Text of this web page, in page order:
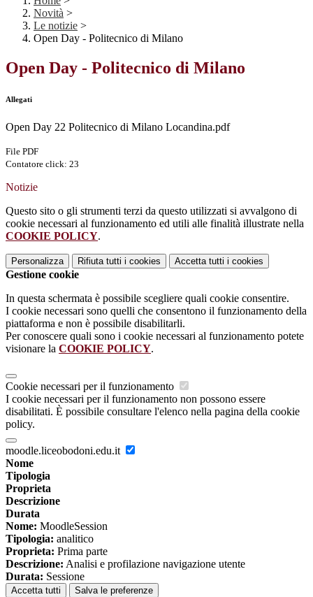
Novità >
Le notizie >
Open Day - Politecnico di Milano
Open Day - Politecnico di Milano
Allegati
Open Day 22 Politecnico di Milano Locandina.pdf
File PDF
Contatore click: 23
Notizie
Questo sito o gli strumenti terzi da questo utilizzati si avvalgono di
cookie necessari al funzionamento ed utili alle finalità illustrate nella
COOKIE POLICY.
Personalizza Rifiuta tutti i cookies Accetta tutti i cookies
Gestione cookie
In questa schermata è possibile scegliere quali cookie consentire.
I cookie necessari sono quelli che consentono il funzionamento della
piattaforma e non è possibile disabilitarli.
Per conoscere quali sono i cookie necessari al funzionamento potete
visionare la COOKIE POLICY.
Cookie necessari per il funzionamento
I cookie necessari per il funzionamento non possono essere
disabilitati. È possibile consultare l'elenco nella pagina della cookie
policy.
moodle.liceobodoni.edu.it
Nome
Tipologia
Proprieta
Descrizione
Durata
Nome: MoodleSession
Tipologia: analitico
Proprieta: Prima parte
Descrizione: Analisi e profilazione navigazione utente
Durata: Sessione
Accetta tutti Salva le preferenze